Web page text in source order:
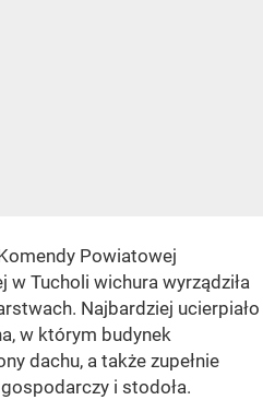
Powiatowej
w Tucholi wichura wyrządziła
Najbardziej ucierpiało
w którym budynek
dachu, a także zupełnie
i stodoła.